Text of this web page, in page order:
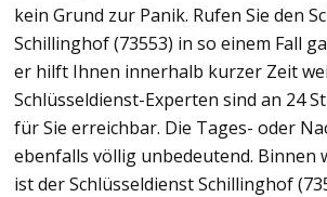
kein Grund zur Panik. Rufen Sie den
Schillinghof (73553) in so einem Fall
er hilft Ihnen innerhalb kurzer Zeit
Schlüsseldienst-Experten sind an 24
für Sie erreichbar. Die Tages- oder
ebenfalls völlig unbedeutend. Binnen
ist der Schlüsseldienst Schillinghof